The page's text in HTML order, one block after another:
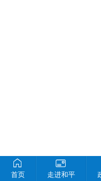
首页 走进和平